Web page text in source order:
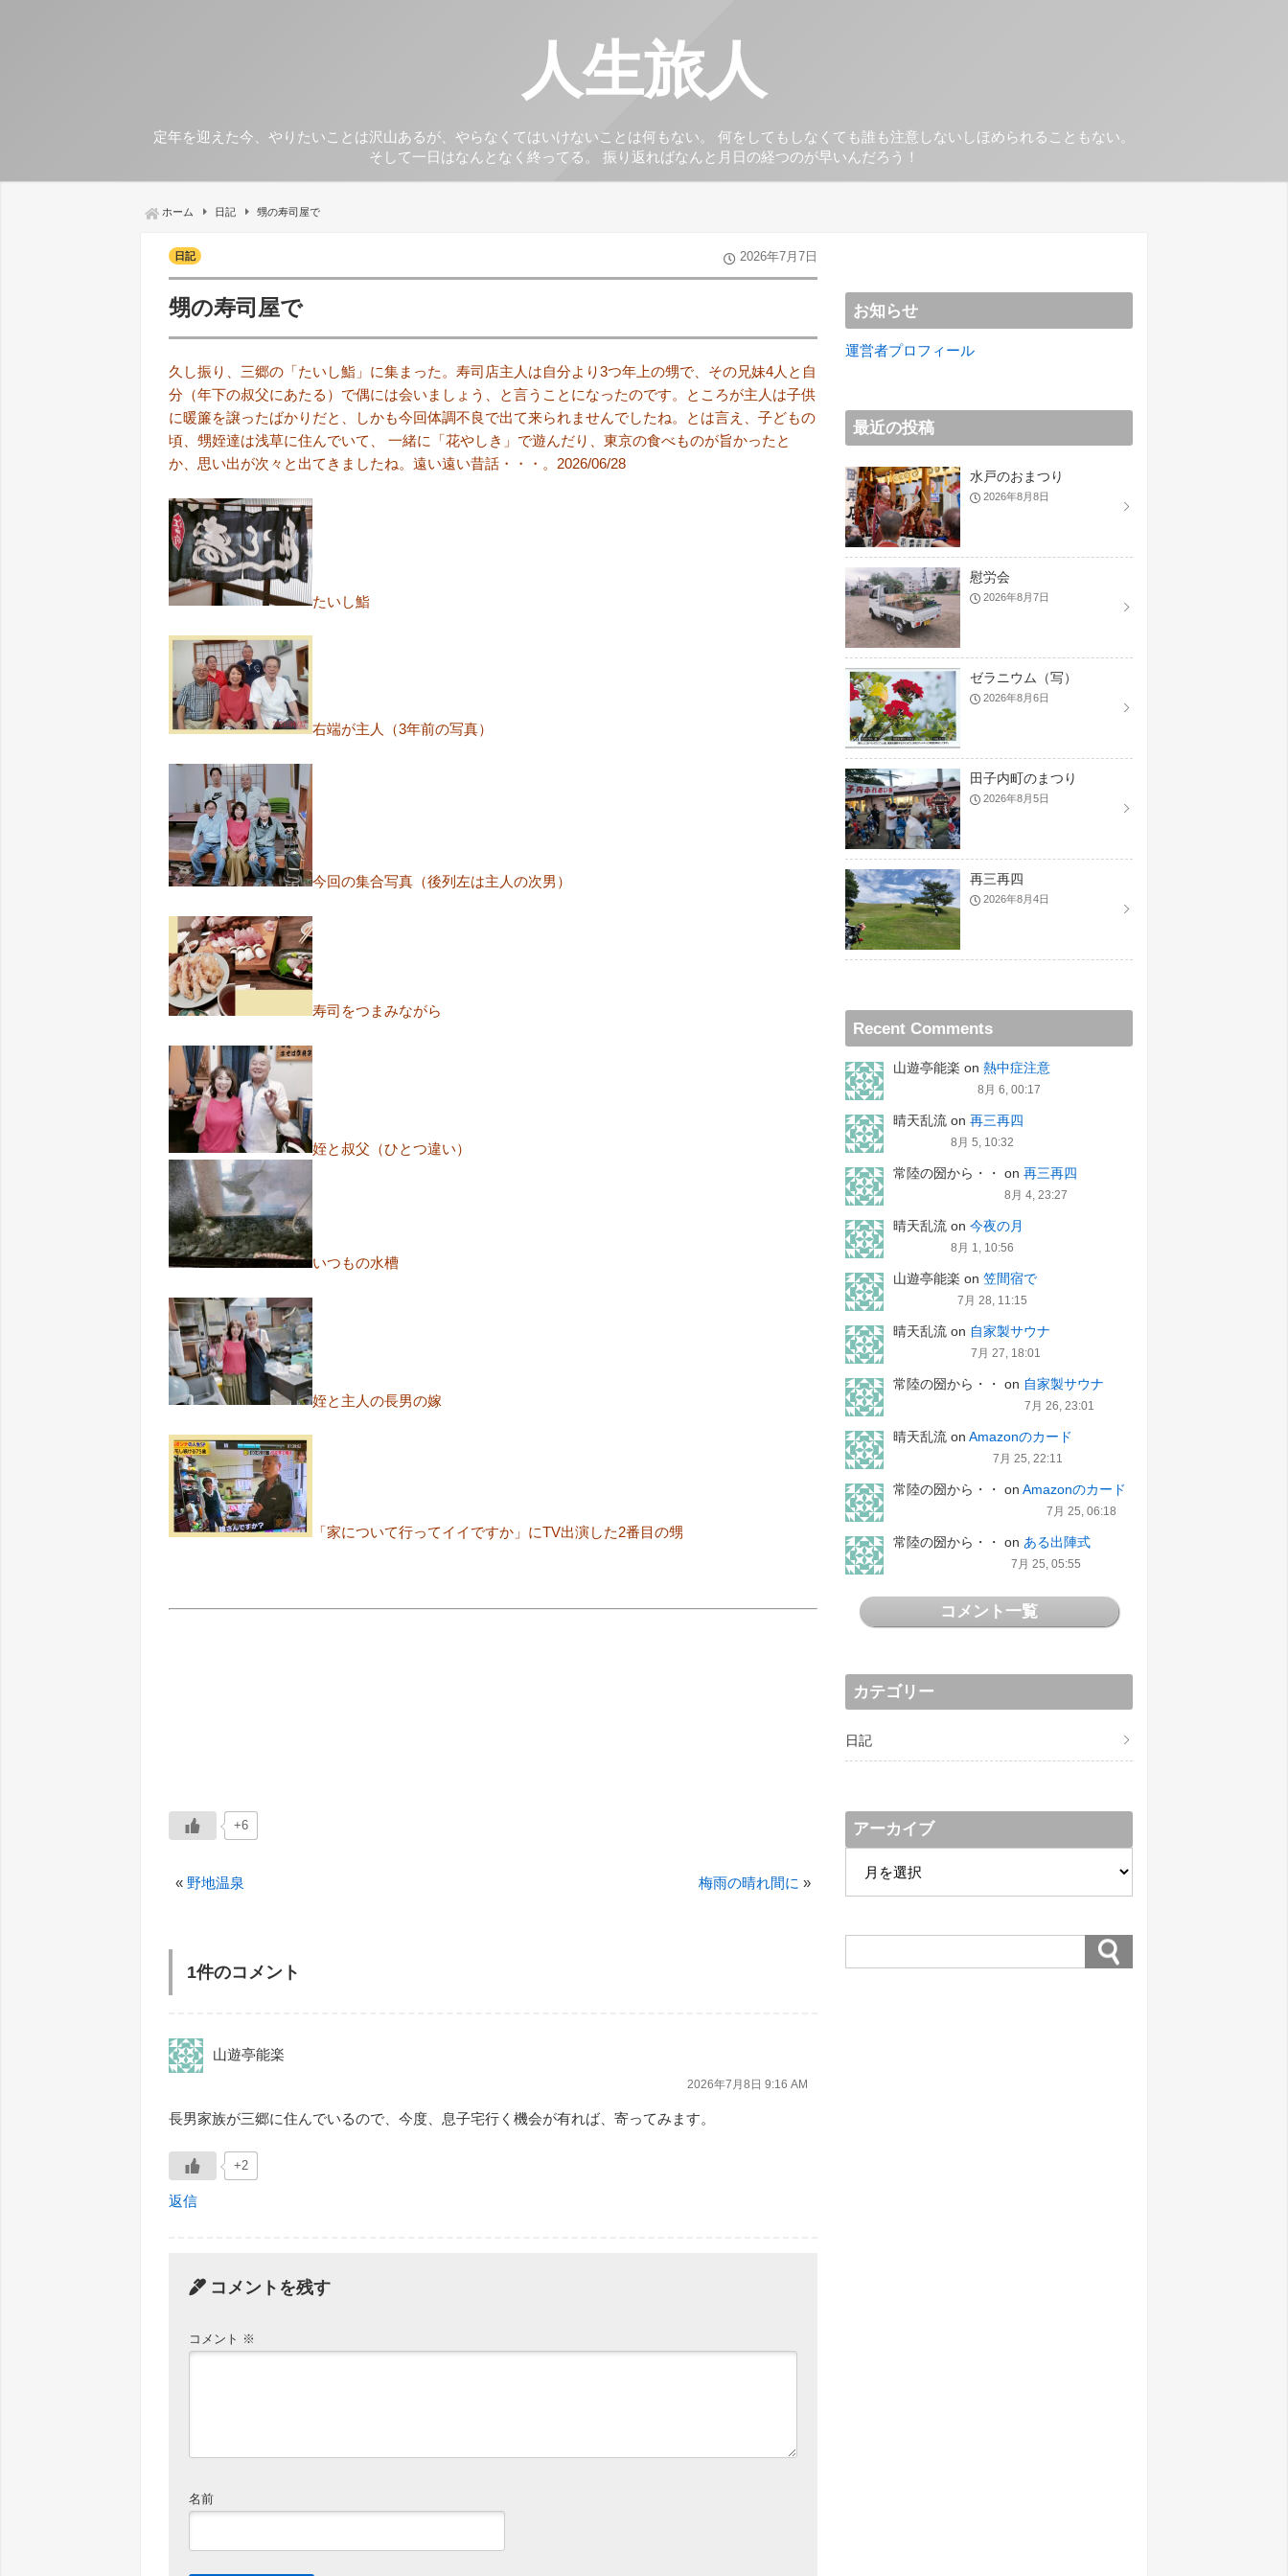
人生旅人
定年を迎えた今、やりたいことは沢山あるが、やらなくてはいけないことは何もない。 何をしてもしなくても誰も注意しないしほめられることもない。
そして一日はなんとなく終ってる。 振り返ればなんと月日の経つのが早いんだろう！
ホーム 日記 甥の寿司屋で
日記 2026年7月7日
甥の寿司屋で
久し振り、三郷の「たいし鮨」に集まった。寿司店主人は自分より3つ年上の甥で、その兄妹4人と自
分（年下の叔父にあたる）で偶には会いましょう、と言うことになったのです。ところが主人は子供
に暖簾を譲ったばかりだと、しかも今回体調不良で出て来られませんでしたね。とは言え、子どもの
頃、甥姪達は浅草に住んでいて、 一緒に「花やしき」で遊んだり、東京の食べものが旨かったと
か、思い出が次々と出てきましたね。遠い遠い昔話・・・。2026/06/28
たいし鮨
右端が主人（3年前の写真）
今回の集合写真（後列左は主人の次男）
寿司をつまみながら
姪と叔父（ひとつ違い）
いつもの水槽
姪と主人の長男の嫁
「家について行ってイイですか」にTV出演した2番目の甥
+6
« 野地温泉 梅雨の晴れ間に »
1件のコメント
山遊亭能楽
2026年7月8日 9:16 AM
長男家族が三郷に住んでいるので、今度、息子宅行く機会が有れば、寄ってみます。
+2
返信
コメントを残す
コメント ※
名前
お知らせ
運営者プロフィール
最近の投稿
水戸のおまつり
2026年8月8日
慰労会
2026年8月7日
ゼラニウム（写）
2026年8月6日
田子内町のまつり
2026年8月5日
再三再四
2026年8月4日
Recent Comments
山遊亭能楽 on 熱中症注意
8月 6, 00:17
晴天乱流 on 再三再四
8月 5, 10:32
常陸の圀から・・ on 再三再四
8月 4, 23:27
晴天乱流 on 今夜の月
8月 1, 10:56
山遊亭能楽 on 笠間宿で
7月 28, 11:15
晴天乱流 on 自家製サウナ
7月 27, 18:01
常陸の圀から・・ on 自家製サウナ
7月 26, 23:01
晴天乱流 on Amazonのカード
7月 25, 22:11
常陸の圀から・・ on Amazonのカード
7月 25, 06:18
常陸の圀から・・ on ある出陣式
7月 25, 05:55
コメント一覧
カテゴリー
日記
アーカイブ
カ
ブ